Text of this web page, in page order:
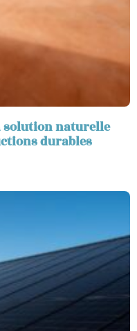
solution naturelle
durables